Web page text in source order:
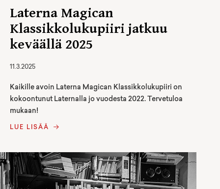
Laterna Magican
Klassikkolukupiiri jatkuu
keväällä 2025
11.3.2025
Kaikille avoin Laterna Magican Klassikkolukupiiri on
kokoontunut Laternalla jo vuodesta 2022. Tervetuloa
mukaan!
LUE LISÄÄ